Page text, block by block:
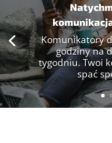
Komunikatory
godziny na
tygodniu. Twoi
spać